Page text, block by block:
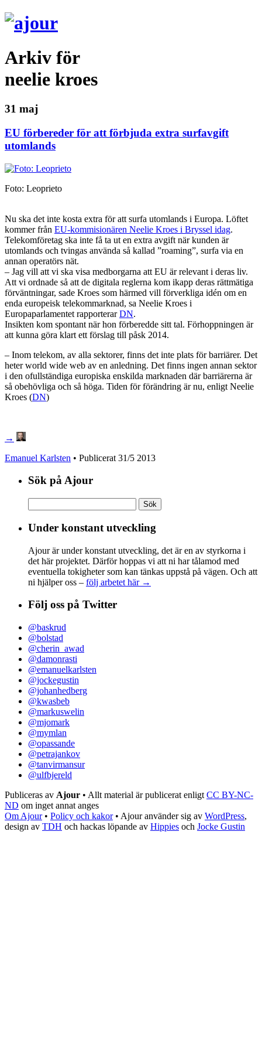
Arkiv för
neelie kroes
31 maj
EU förbereder för att förbjuda extra surfavgift
utomlands
Foto: Leoprieto
Nu ska det inte kosta extra för att surfa utomlands i Europa. Löftet
kommer från EU-kommisionären Neelie Kroes i Bryssel idag.
Telekomföretag ska inte få ta ut en extra avgift när kunden är
utomlands och tvingas använda så kallad ”roaming”, surfa via en
annan operatörs nät.
– Jag vill att vi ska visa medborgarna att EU är relevant i deras liv.
Att vi ordnade så att de digitala reglerna kom ikapp deras rättmätiga
förväntningar, sade Kroes som härmed vill förverkliga idén om en
enda europeisk telekommarknad, sa Neelie Kroes i
Europaparlamentet rapporterarDN.
Insikten kom spontant när hon förberedde sitt tal. Förhoppningen är
att kunna göra klart ett förslag till påsk 2014.
– Inom telekom, av alla sektorer, finns det inte plats för barriärer. Det
heter world wide web av en anledning. Det finns ingen annan sektor
i den ofullständiga europiska enskilda marknaden där barriärerna är
så obehövliga och så höga. Tiden för förändring är nu, enligt Neelie
Kroes (DN)
→
Emanuel Karlsten • Publicerat 31/5 2013
Sök på Ajour
efter:
Under konstant utveckling
Ajour är under konstant utveckling, det är en av styrkorna i
det här projektet. Därför hoppas vi att ni har tålamod med
eventuella tokigheter som kan tänkas uppstå på vägen. Och att
ni hjälper oss – följ arbetet här →
Följ oss på Twitter
@baskrud
@bolstad
@cherin_awad
@damonrasti
@emanuelkarlsten
@jockegustin
@johanhedberg
@kwasbeb
@markuswelin
@mjomark
@mymlan
@opassande
@petrajankov
@tanvirmansur
@ulfbjereld
Publiceras av Ajour • Allt material är publicerat enligt CC BY-NC-
ND om inget annat anges
Om Ajour• Policy och kakor• Ajour använder sig av WordPress,
design av TDH och hackas löpande av Hippies och Jocke Gustin